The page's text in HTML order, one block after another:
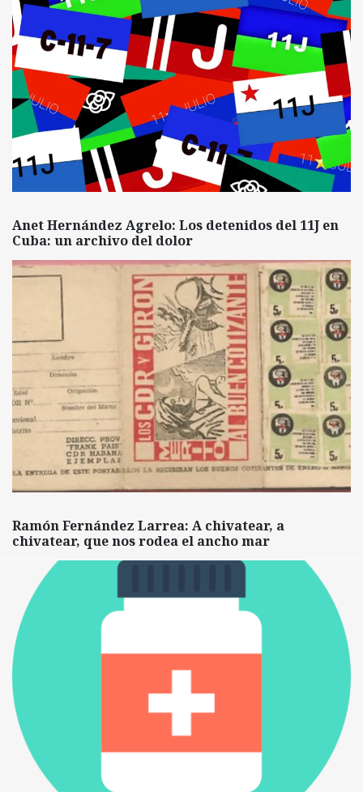
Anet Hernández Agrelo: Los detenidos del 11J en
Cuba: un archivo del dolor
Ramón Fernández Larrea: A chivatear, a
chivatear, que nos rodea el ancho mar